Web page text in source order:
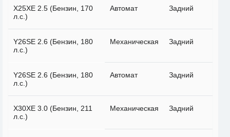
X25XE 2.5 (Бензин, 170
л.с.)
Автомат Задний
Y26SE 2.6 (Бензин, 180
л.с.)
Механическая Задний
Y26SE 2.6 (Бензин, 180
л.с.)
Автомат Задний
X30XE 3.0 (Бензин, 211
л.с.)
Механическая Задний